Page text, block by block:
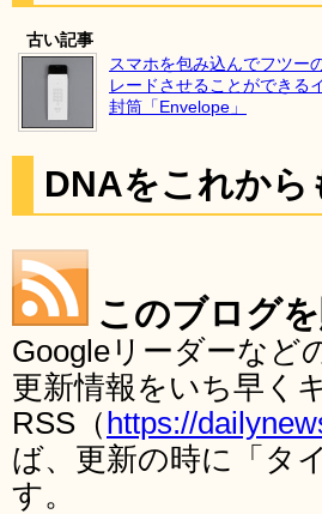
古い記事
スマホを包み込んでフツー
レードさせることができる
封筒「Envelope」
DNAをこれか
このブログ
Googleリーダーなど
更新情報をいち早く
RSS（ https://
ば、更新の時に「タ
す。